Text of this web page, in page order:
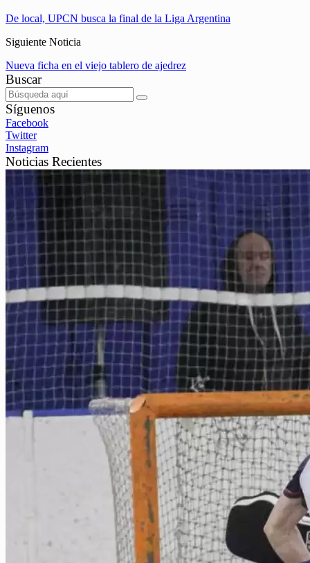
De local, UPCN busca la final de la Liga Argentina
Siguiente Noticia
Nueva ficha en el viejo tablero de ajedrez
Buscar
Síguenos
Facebook
Twitter
Instagram
Noticias Recientes